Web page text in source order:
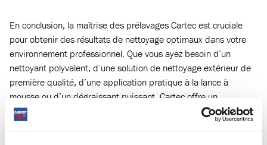
En conclusion, la maîtrise des prélavages Cartec est cruciale
pour obtenir des résultats de nettoyage optimaux dans votre
environnement professionnel. Que vous ayez besoin d’un
nettoyant polyvalent, d’une solution de nettoyage extérieur de
première qualité, d’une application pratique à la lance à
mousse ou d’un dégraissant puissant, Cartec offre un
prélavage adapté à vos besoins spécifiques. En choisissant le
bon prélavage pour chaque tâche, vous pouvez assurer un